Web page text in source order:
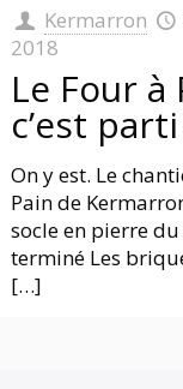
Kermarron
2018
Le Four à
c’est
On y est. Le
Pain de
socle en pierre
terminé Les
[…]